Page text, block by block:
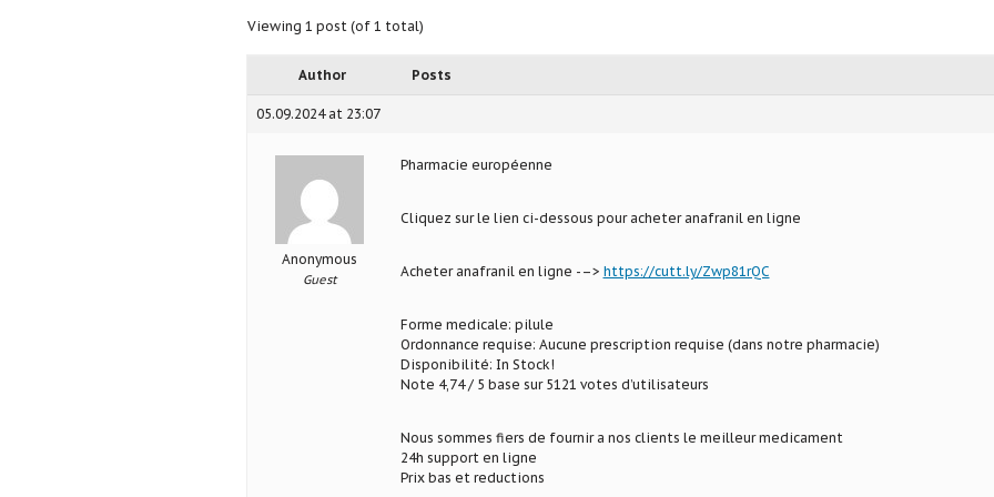
Viewing 1 post (of 1 total)
Author Posts
05.09.2024 at 23:07
Anonymous
Guest
Pharmacie européenne
Cliquez sur le lien ci-dessous pour acheter anafranil en ligne
Acheter anafranil en ligne -–> https://cutt.ly/Zwp81rQC
Forme medicale: pilule
Ordonnance requise: Aucune prescription requise (dans notre pharmacie)
Disponibilité: In Stock!
Note 4,74 / 5 base sur 5121 votes d’utilisateurs
Nous sommes fiers de fournir a nos clients le meilleur medicament
24h support en ligne
Prix bas et reductions